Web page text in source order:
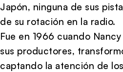
Japón, ninguna de sus
de su rotación en la radio.
Fue en 1966 cuando
sus productores,
captando la atención de